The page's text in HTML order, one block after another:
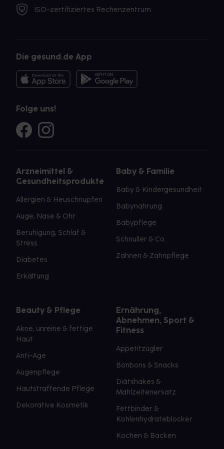
ISO-zertifiziertes Rechenzentrum
Die gesund.de App
Folge uns!
Arzneimittel &
Gesundheitsprodukte
Allergien & Heuschnupfen
Auge, Nase & Ohr
Beruhigung, Schlaf &
Stress
Diabetes
Erkältung
Baby & Familie
Baby & Kindergesundheit
Babynahrung
Babypflege
Schnuller & Co.
Zahnen & Zahnpflege
Beauty & Pflege
Akne, unreine & fettige
Haut
Anti-Age
Augenpflege
Hautstraffende Pflege
Dekorative Kosmetik
Ernährung,
Abnehmen, Sport &
Fitness
Appetitzügler
Bonbons & Snacks
Diätshakes &
Mahlzeitenersatz
Fettbinder &
Kohlenhydrateblocker
Kochen & Backen